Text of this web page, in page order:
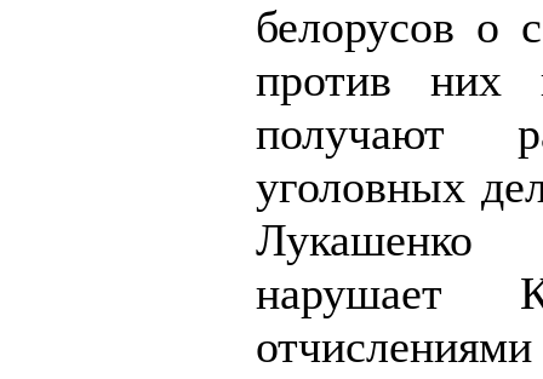
белорусов о
против них
получают
уголовных
нарушает